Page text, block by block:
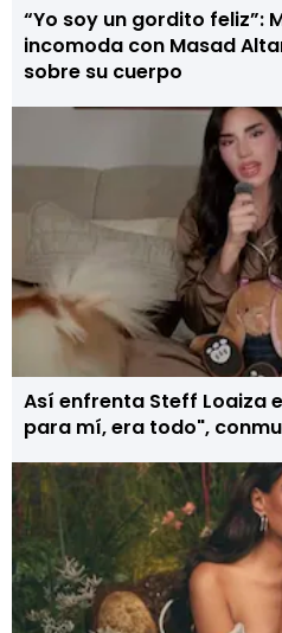
“Yo soy un gordito feliz”:
incomoda con Masad
sobre su cuerpo
Así enfrenta Steff Loaiza
para mí, era todo",